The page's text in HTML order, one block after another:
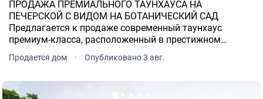
ПРОДАЖА ПРЕМИАЛЬНОГО ТАУНХАУСА НА
ПЕЧЕРСКОЙ С ВИДОМ НА БОТАНИЧЕСКИЙ САД
Предлагается к продаже современный таунхаус
премиум-класса, расположенный в престижном
Продается дом · Опубликовано 3 авг.